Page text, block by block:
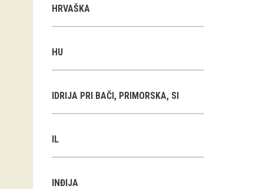
HRVAŠKA
HU
IDRIJA PRI BAČI, PRIMORSKA, SI
IL
INĐIJA